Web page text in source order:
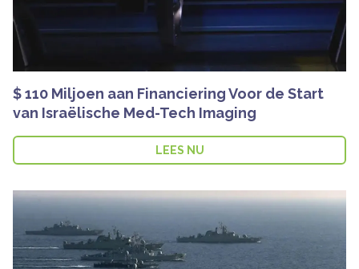
$ 110 Miljoen aan Financiering Voor de Start
van Israëlische Med-Tech Imaging
LEES NU